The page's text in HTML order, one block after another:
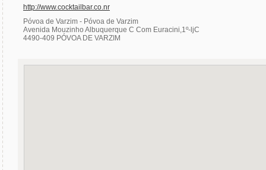
http://www.cocktailbar.co.nr
Póvoa de Varzim - Póvoa de Varzim
Avenida Mouzinho Albuquerque C Com Euracini,1º-ljC
4490-409 PÓVOA DE VARZIM